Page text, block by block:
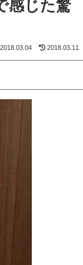
感じた驚
2018.03.04 2018.03.11